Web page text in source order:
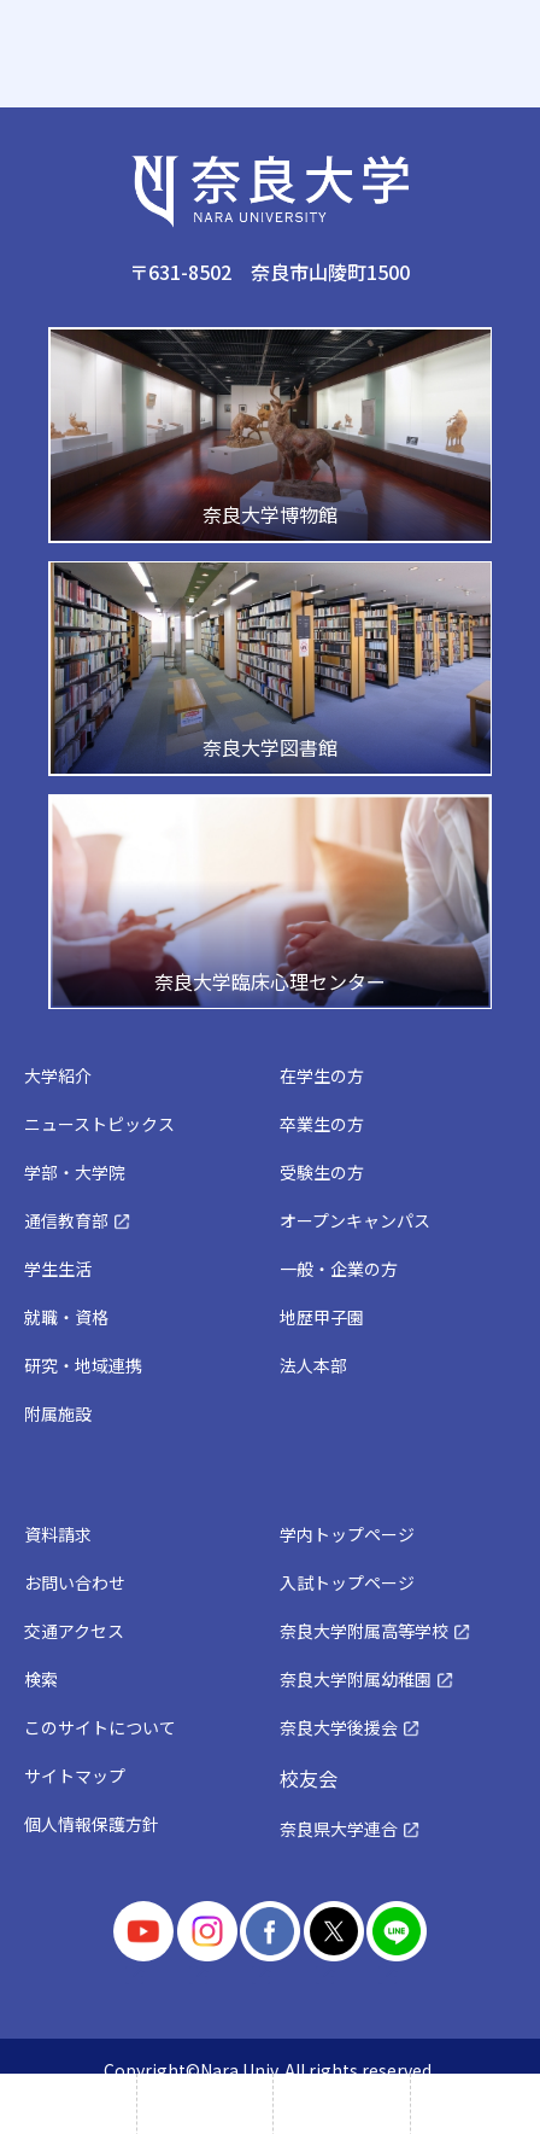
〒631-8502 奈良市山陵町1500
奈良大学博物館
奈良大学図書館
奈良大学臨床心理センター
大学紹介
ニューストピックス
学部・大学院
通信教育部
学生生活
就職・資格
研究・地域連携
附属施設
在学生の方
卒業生の方
受験生の方
オープンキャンパス
一般・企業の方
地歴甲子園
法人本部
資料請求
お問い合わせ
交通アクセス
検索
このサイトについて
サイトマップ
個人情報保護方針
学内トップページ
入試トップページ
奈良大学附属高等学校
奈良大学附属幼稚園
奈良大学後援会
校友会
奈良県大学連合
Copyright©Nara Univ. All rights reserved.